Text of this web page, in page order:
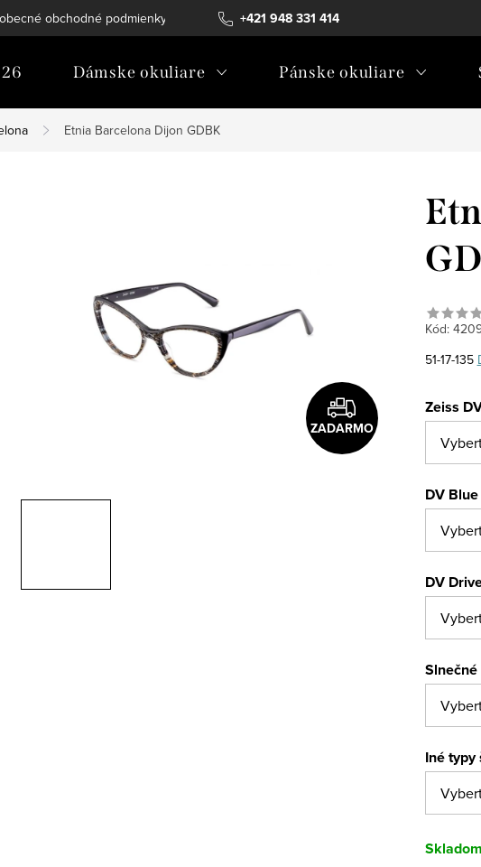
+421 948 331 414
obchodné podmienky Ochrana osobných údajov
Dámske okuliare Pánske okuliare
Etnia Barcelona Dijon GDBK
ZADARMO
Kód:
51-17-135
Zeiss
DV
DV
Iné
Skladom